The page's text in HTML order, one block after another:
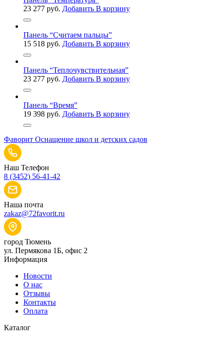
23 277 руб. Добавить В корзину
Панель “Считаем пальцы”
15 518 руб. Добавить В корзину
Панель “Теплочувствительная”
23 277 руб. Добавить В корзину
Панель “Время”
19 398 руб. Добавить В корзину
Фаворит Оснащение школ и детских садов
Наш Телефон
8 (3452) 56-41-42
Наша почта
zakaz@72favorit.ru
город Тюмень
ул. Пермякова 1Б, офис 2
Информация
Новости
О нас
Отзывы
Контакты
Оплата
Каталог